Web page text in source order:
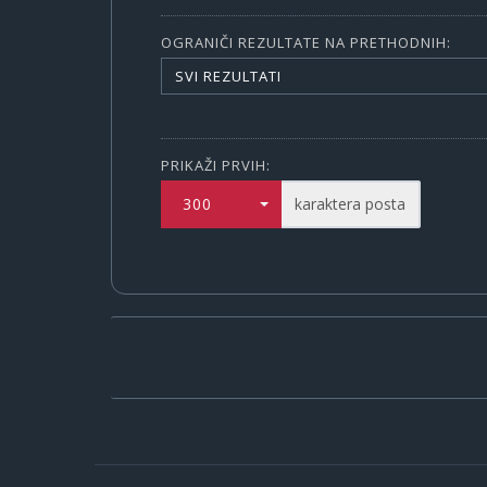
OGRANIČI REZULTATE NA PRETHODNIH:
SVI REZULTATI
PRIKAŽI PRVIH:
300 karaktera posta